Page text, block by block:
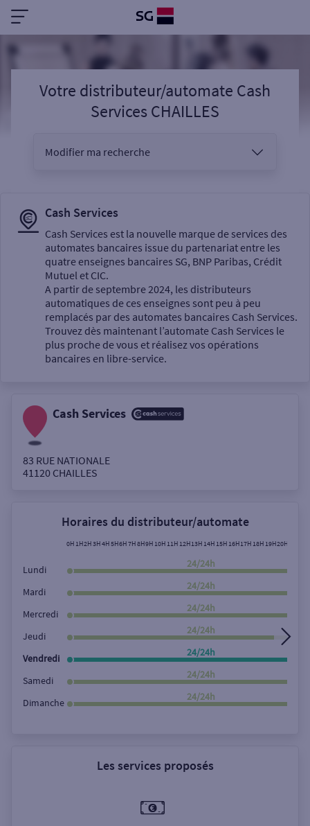
Votre distributeur/automate Cash
Services CHAILLES
Modifier ma recherche
Sélectionnez votre recherche
Un service
Autour de moi
Rue
Cash Services
Cash Services est la nouvelle marque de services des
automates bancaires issue du partenariat entre les
quatre enseignes bancaires SG, BNP Paribas, Crédit
Mutuel et CIC.
A partir de septembre 2024, les distributeurs
automatiques de ces enseignes sont peu à peu
remplacés par des automates bancaires Cash Services.
Trouvez dès maintenant l’automate Cash Services le
plus proche de vous et réalisez vos opérations
bancaires en libre-service.
Cash Services
83 RUE NATIONALE
41120 CHAILLES
Horaires du distributeur/automate
0H 1H2H3H4H5H6H7H8H9H 10H 11H 12H13H 14H 15H 16H17H 18H 19H20H
Lundi
24/24h
Mardi
24/24h
Mercredi
24/24h
Jeudi
24/24h
Vendredi
24/24h
Samedi
24/24h
Dimanche
24/24h
Les services proposés